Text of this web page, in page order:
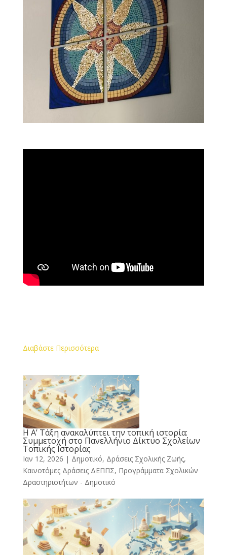
Διαβάστε Περισσότερα
Η Α’ Τάξη ανακαλύπτει την τοπική ιστορία:
Συμμετοχή στο Πανελλήνιο Δίκτυο Σχολείων
Τοπικής Ιστορίας
Ιαν 12, 2026 | Δημοτικό, Δράσεις Σχολικής Ζωής,
Καινοτόμες Δράσεις ΔΕΠΠΣ, Προγράμματα Σχολικών
Δραστηριοτήτων - Δημοτικό